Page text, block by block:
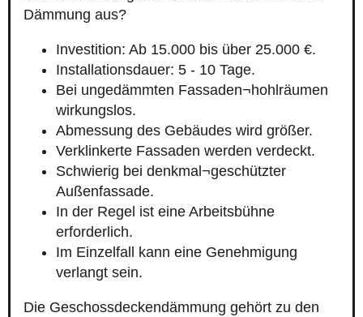
Dämmung aus?
Investition: Ab 15.000 bis über 25.000 €.
Installationsdauer: 5 - 10 Tage.
Bei ungedämmten Fassaden¬hohlräumen
wirkungslos.
Abmessung des Gebäudes wird größer.
Verklinkerte Fassaden werden verdeckt.
Schwierig bei denkmal¬geschützter
Außenfassade.
In der Regel ist eine Arbeitsbühne
erforderlich.
Im Einzelfall kann eine Genehmigung
verlangt sein.
Die Geschossdeckendämmung gehört zu den